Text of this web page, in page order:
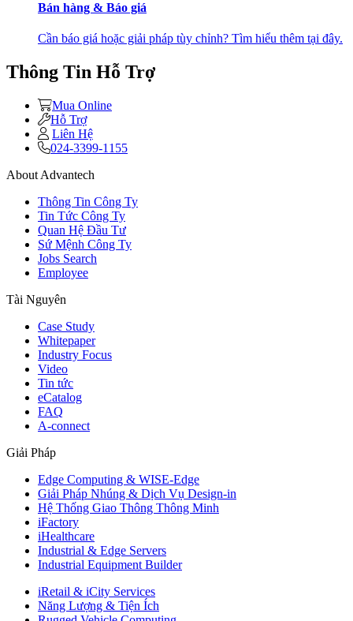
Bán hàng & Báo giá
Cần báo giá hoặc giải pháp tùy chỉnh? Tìm hiểu thêm tại đây.
Thông Tin Hỗ Trợ
Mua Online
Hỗ Trợ
Liên Hệ
024-3399-1155
About Advantech
Thông Tin Công Ty
Tin Tức Công Ty
Quan Hệ Đầu Tư
Sứ Mệnh Công Ty
Jobs Search
Employee
Tài Nguyên
Case Study
Whitepaper
Industry Focus
Video
Tin tức
eCatalog
FAQ
A-connect
Giải Pháp
Edge Computing & WISE-Edge
Giải Pháp Nhúng & Dịch Vụ Design-in
Hệ Thống Giao Thông Thông Minh
iFactory
iHealthcare
Industrial & Edge Servers
Industrial Equipment Builder
iRetail & iCity Services
Năng Lượng & Tiện Ích